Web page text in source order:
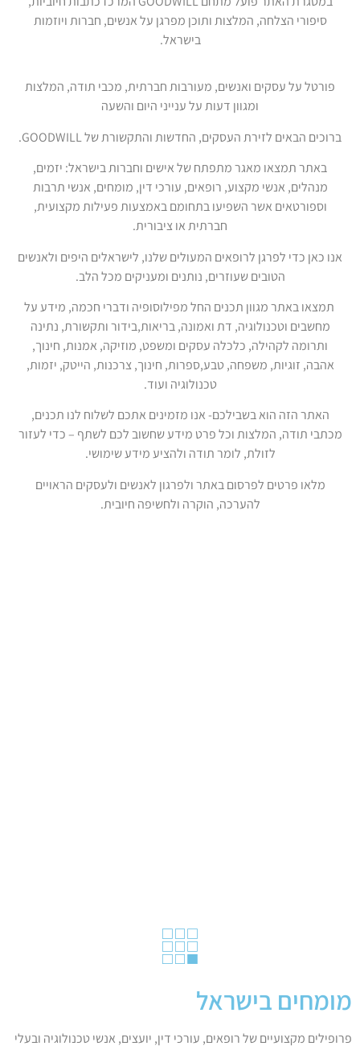
סיפורי הצלחה, המלצות ותוכן מפרגן על אנשים, חברות ויוזמות
בישראל.
פורטל על עסקים ואנשים, מעורבות חברתית, מכבי תודה, המלצות
ומגוון דעות על ענייני היום והשעה
ברוכים הבאים לזירת העסקים, החדשות והתקשורת של GOODWILL.
באתר תמצאו מאגר מתפתח של אישים וחברות בישראל: יזמים,
מנהלים, אנשי מקצוע, רופאים, עורכי דין, מומחים, אנשי תרבות
וספורטאים אשר השפיעו בתחומם באמצעות פעילות מקצועית,
חברתית או ציבורית.
אנו כאן כדי לפרגן לרופאים המעולים שלנו, לישראלים היפים ולאנשים
הטובים שעוזרים, נותנים ומעניקים מכל הלב.
תמצאו באתר מגוון תכנים החל מפילוסופיה ודברי חכמה, מידע על
מחשבים וטכנולוגיה, דת ואמונה, בריאות,בידור ותקשורת, נתינה
ותרומה לקהילה, כלכלה עסקים ומשפט, מוזיקה, אמנות, חינוך,
אהבה, זוגיות, משפחה, טבע,ספרות, חינוך, צרכנות, הייטק, יזמות,
טכנולוגיה ועוד.
האתר הזה הוא בשבילכם- אנו מזמינים אתכם לשלוח לנו תכנים,
מכתבי תודה, המלצות וכל פרט מידע שחשוב לכם לשתף – כדי לעזור
לזולת, לומר תודה ולהציע מידע שימושי.
מלאו פרטים לפרסום באתר ולפרגון לאנשים ולעסקים הראויים
להערכה, הוקרה ולחשיפה חיובית.
מומחים בישראל
פרופילים מקצועיים של רופאים, עורכי דין, יועצים, אנשי טכנולוגיה ובעלי